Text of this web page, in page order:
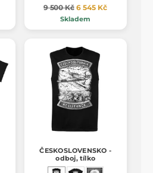
9 500 Kč 6 545 Kč
Skladem
ČESKOSLOVENSKO -
odboj, tílko